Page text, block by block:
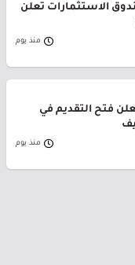
الاستثمارات تعلن
منذ يوم
فتح التقديم في
منذ يوم